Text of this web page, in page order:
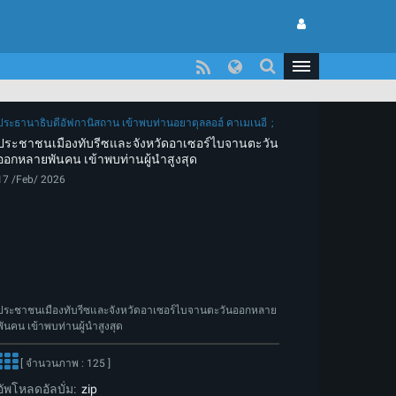
ระธานาธิบดีอัฟกานิสถาน เข้าพบท่านอยาตุลลอฮ์ คาเมเนอี
ระชาชนเมืองทับรีซและจังหวัดอาเซอร์ไบจานตะวัน
อกหลายพันคน เข้าพบท่านผู้นำสูงสุด
/Feb/ 2026
ระชาชนเมืองทับรีซและจังหวัดอาเซอร์ไบจานตะวันออกหลาย
นคน เข้าพบท่านผู้นำสูงสุด
[ จำนวนภาพ : 125 ]
พโหลดอัลบั่ม: zip